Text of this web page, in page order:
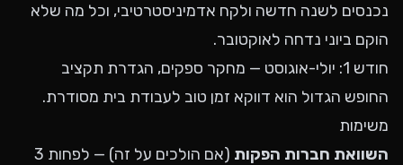
נכנסים לשנה חדשה ולקח אדמיניסטרטיבי, וכל מה שלא
הוקם ביוני נדחה לאוקטובר.
חודש 1: יולי-אוגוסט — מחקר ספקים, הגדרת תקציב
החופש הגדול הוא דווקא זמן טוב לעבודת בית מסודרת.
משימות
השוואת חברות הפקות
(אם הולכים על זה) — לפחות 3